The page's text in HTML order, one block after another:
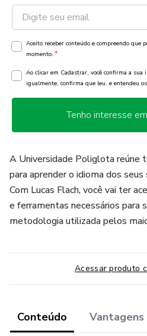
Aceito receber conteúdo e compreendo que
momento. *
Ao clicar em Cadastrar, você confirma a sua
igualmente, confirma que leu, e entendeu
Tenho interesse
A Universidade Poliglota reúne
para aprender o idioma dos
Com Lucas Flach, você vai ter
e ferramentas necessários para
metodologia utilizada pelos
Acessar produto
Conteúdo Vantagens